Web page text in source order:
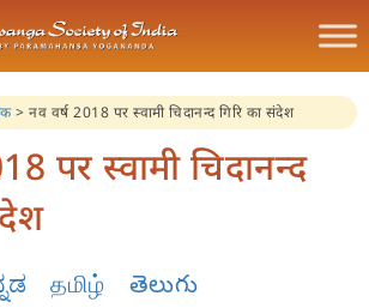
> नव वर्ष 2018 पर स्वामी चिदानन्द गिरि का संदेश
पर स्वामी चिदानन्द
தமிழ் తెలుగు